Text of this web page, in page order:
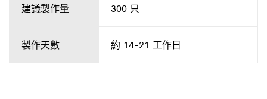
建議製作量 300 只
製作天數 約 14-21 工作日